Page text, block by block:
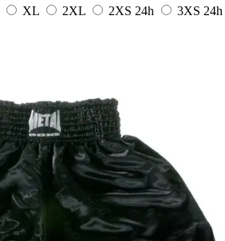
XL 2XL 2XS 24h 3XS 24h